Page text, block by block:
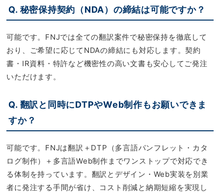
Q. 秘密保持契約（NDA）の締結は可能ですか？
可能です。FNJでは全ての翻訳案件で秘密保持を徹底して
おり、ご希望に応じてNDAの締結にも対応します。契約
書・IR資料・特許など機密性の高い文書も安心してご発注
いただけます。
Q. 翻訳と同時にDTPやWeb制作もお願いできま
すか？
可能です。FNJは翻訳＋DTP（多言語パンフレット・カタ
ログ制作）＋多言語Web制作までワンストップで対応でき
る体制を持っています。翻訳とデザイン・Web実装を別業
者に発注する手間が省け、コスト削減と納期短縮を実現し